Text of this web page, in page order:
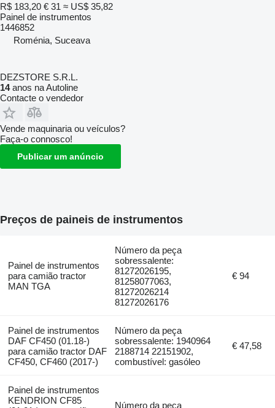
R$ 183,20 € 31 ≈ US$ 35,82
Painel de instrumentos
1446852
Roménia, Suceava
DEZSTORE S.R.L.
14anos na Autoline
Contacte o vendedor
Vende maquinaria ou veículos?
Faça-o connosco!
Publicar um anúncio
Preços de paineis de instrumentos
Painel de instrumentos
para camião tractor
MAN TGA
Número da peça
sobressalente:
81272026195,
81258077063,
81272026214
81272026176
€ 94
Painel de instrumentos
DAF CF450 (01.18-)
para camião tractor DAF
CF450, CF460 (2017-)
Número da peça
sobressalente: 1940964
2188714 22151902,
combustível: gasóleo
€ 47,58
Painel de instrumentos
KENDRION CF85
Número da peça